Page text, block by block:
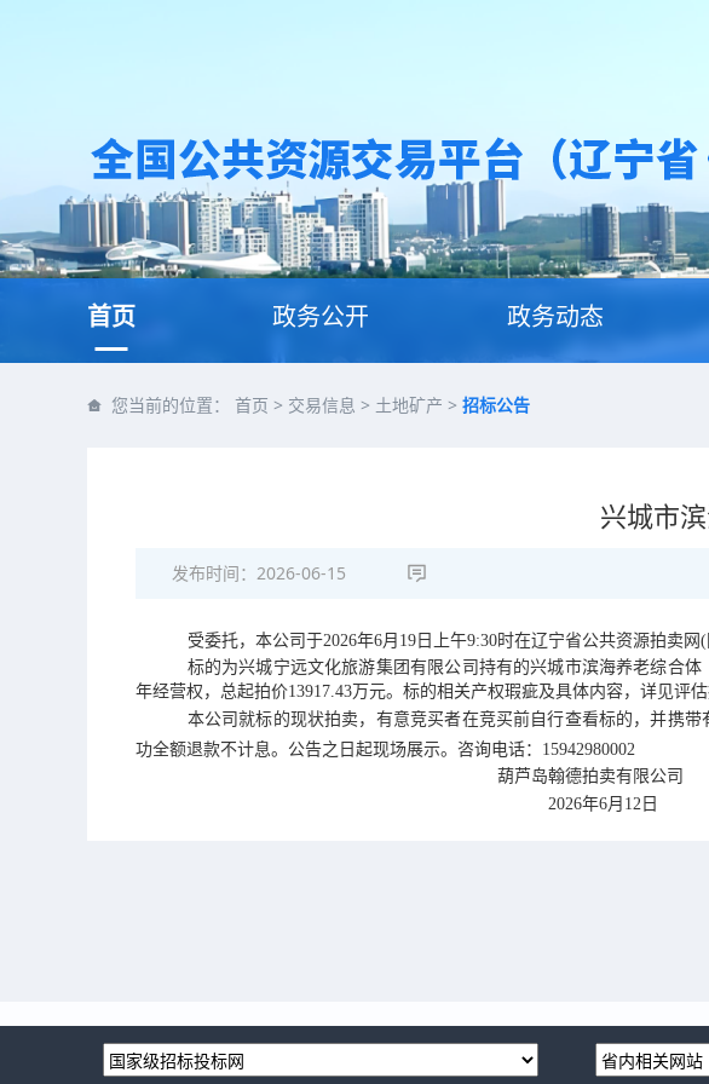
首页 政务公开 政务动态
您当前的位置： 首页 > 交易信息 > 土地矿产 > 招标公告
兴城市
发布时间： 2026-06-15
受委托，本公司于2026年6月 19日上午9:30时在辽宁省公共资源拍卖网 (
标的为兴城宁远文化旅游集团有限公司持有的兴城市滨海养老综合
年经营权 ，总起拍价13917.43万元。标的相关产权瑕疵及具体内容，详见评估
本公司就标的现状拍卖，有意竞买者在竞买前自行查看标的，并携带
功全额退款不计息。公告之日起现场展示。 咨询电话： 15942980002
葫芦岛翰德拍卖有限公司
2026年6月 12 日